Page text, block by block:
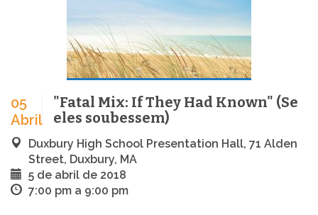
05
Abril
"Fatal Mix: If They Had Known" (Se
eles soubessem)
Duxbury High School Presentation Hall, 71 Alden
Street, Duxbury, MA
5 de abril de 2018
7:00 pm a 9:00 pm